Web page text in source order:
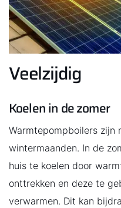
Veelzijdig
Koelen in de zomer
Warmtepompboilers zijn
wintermaanden. In de
huis te koelen door
onttrekken en deze te
verwarmen. Dit kan